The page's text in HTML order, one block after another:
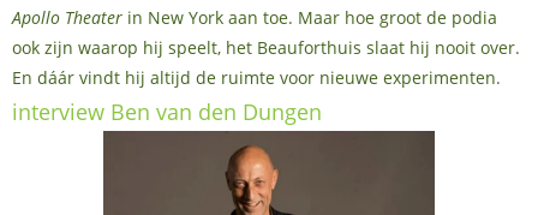
Apollo Theater in New York aan toe. Maar hoe groot de podia
ook zijn waarop hij speelt, het Beauforthuis slaat hij nooit over.
En dáár vindt hij altijd de ruimte voor nieuwe experimenten.
interview Ben van den Dungen